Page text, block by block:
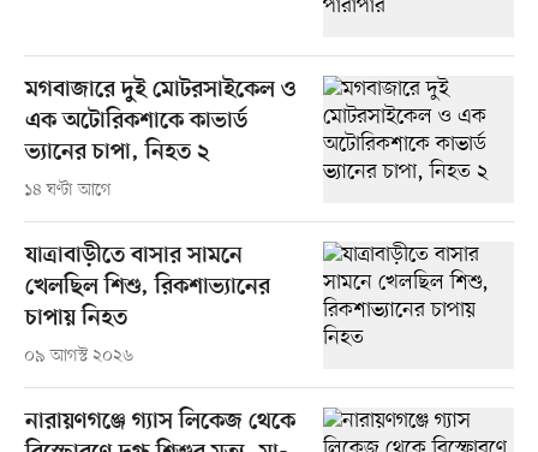
মগবাজারে দুই মোটরসাইকেল ও
এক অটোরিকশাকে কাভার্ড
ভ্যানের চাপা, নিহত ২
১৪ ঘণ্টা আগে
যাত্রাবাড়ীতে বাসার সামনে
খেলছিল শিশু, রিকশাভ্যানের
চাপায় নিহত
০৯ আগস্ট ২০২৬
নারায়ণগঞ্জে গ্যাস লিকেজ থেকে